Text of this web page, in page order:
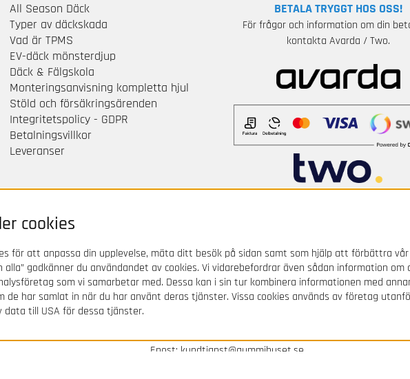
All Season Däck
Typer av däckskada
Vad är TPMS
EV-däck mönsterdjup
Däck & Fälgskola
Monteringsanvisning kompletta hjul
Stöld och försäkringsärenden
Integritetspolicy - GDPR
Betalningsvillkor
Leveranser
BETALA TRYGGT HOS OSS!
För frågor och information om din
kontakta Avarda / Two.
Svenska Gummihuset AB
Epost: kundtjanst@gummihuset.se
cookies
för att anpassa din upplevelse, mäta ditt besök på sidan samt som hjälp att förbättra vår
alla” godkänner du användandet av cookies. Vi vidarebefordrar även sådan information om
som vi samarbetar med. Dessa kan i sin tur kombinera informationen med
har samlat in när du har använt deras tjänster. Vissa cookies används av företag
data till USA för dessa tjänster.